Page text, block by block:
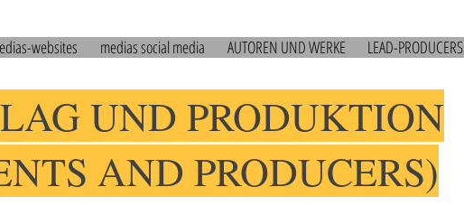
websites medias social media AUTOREN UND WERKE LEAD-PRODUCERS
UND PRODUKTION
AND PRODUCERS)